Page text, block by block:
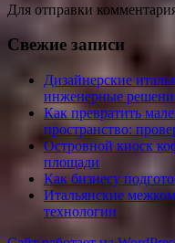
Для отправки
Свежие записи
Дизайнерские
инженерные
Как превратить
пространство:
Островной киоск
площади
Как бизнесу
Итальянские
технологии